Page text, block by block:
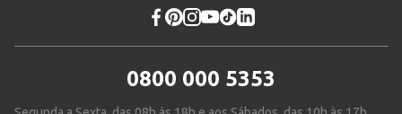
0800 000 5353